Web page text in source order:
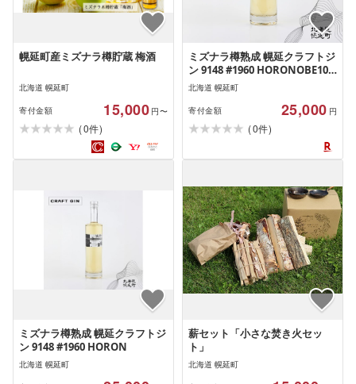
幌延町産ミズナラ樽貯蔵 梅酒
北海道 幌延町
寄付金額 15,000 円〜
(0件)
ミズナラ樽熟成 幌延クラフトジ
ン 9148 #1960 HORONOBE106
|酒 お酒 スピリッツ 蒸留酒 国
産 北海道産 アルコール JIN ソ
ーダ割り GIN カクテル ロック
ジントニック ボタニカル
北海道 幌延町
寄付金額 25,000 円
(0件)
ミズナラ樽熟成 幌延クラフトジ
ン 9148 #1960 HORON
北海道 幌延町
薪セット「小さな焚き火セッ
ト」
北海道 幌延町